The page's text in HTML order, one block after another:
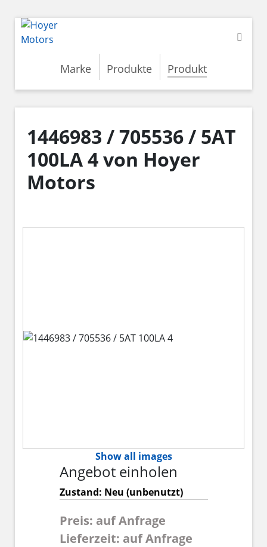
Marke Produkte Produkt
1446983 / 705536 / 5AT
100LA 4 von Hoyer
Motors
Show all images
Angebot einholen
Zustand: Neu (unbenutzt)
Preis: auf Anfrage
Lieferzeit: auf Anfrage